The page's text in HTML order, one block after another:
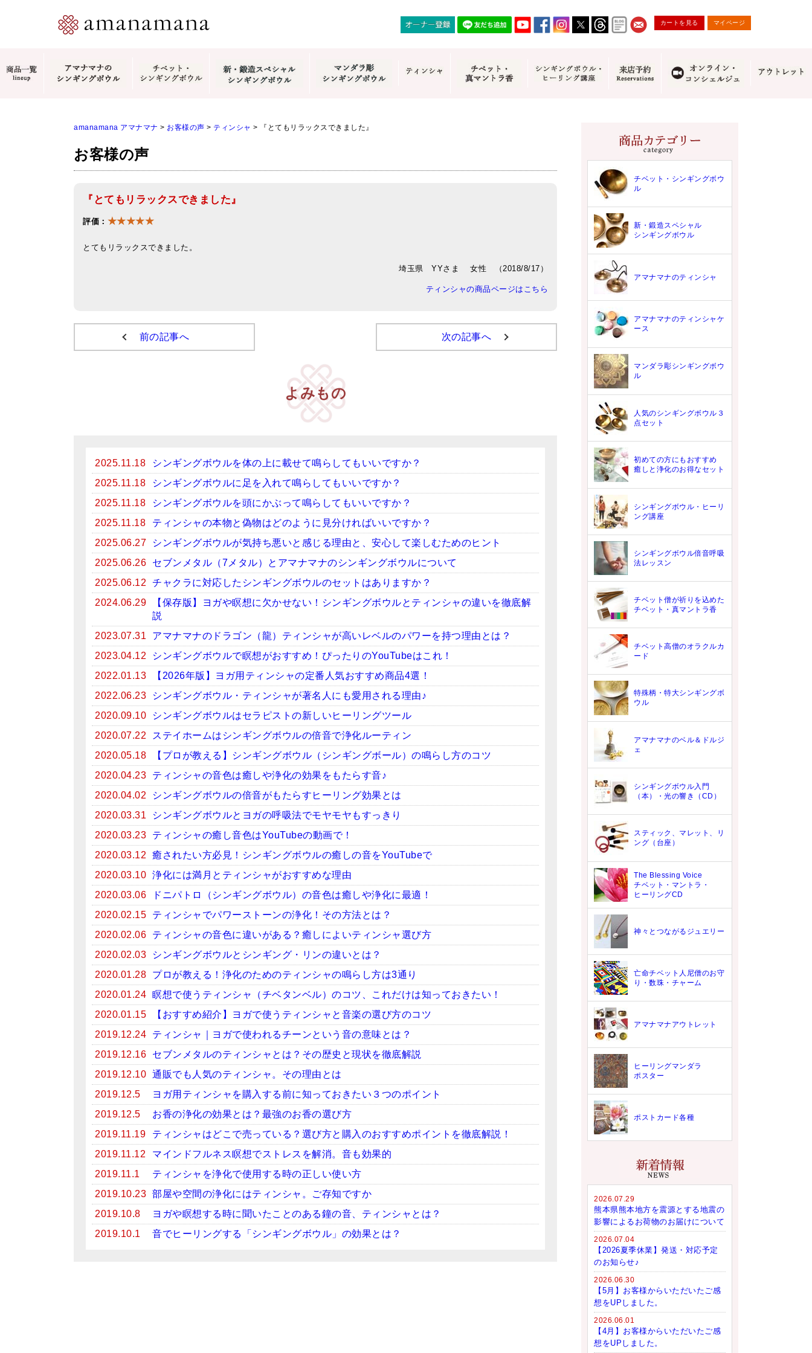
カートを見る マイページ
amanamana アマナマナ > お客様の声 > ティンシャ > 『とてもリラックスできました』
お客様の声
『とてもリラックスできました』
評価： ★★★★★
とてもリラックスできました。
埼玉県 YYさま 女性 （2018/8/17）
ティンシャの商品ページはこちら
前の記事へ 次の記事へ
よみもの
2025.11.18
シンギングボウルを体の上に載せて鳴らしてもいいですか？
2025.11.18
シンギングボウルに足を入れて鳴らしてもいいですか？
2025.11.18
シンギングボウルを頭にかぶって鳴らしてもいいですか？
2025.11.18
ティンシャの本物と偽物はどのように見分ければいいですか？
2025.06.27
シンギングボウルが気持ち悪いと感じる理由と、安心して楽しむためのヒント
2025.06.26
セブンメタル（7メタル）とアマナマナのシンギングボウルについて
2025.06.12
チャクラに対応したシンギングボウルのセットはありますか？
2024.06.29
【保存版】ヨガや瞑想に欠かせない！シンギングボウルとティンシャの違いを徹底解
説
2023.07.31
アマナマナのドラゴン（龍）ティンシャが高いレベルのパワーを持つ理由とは？
2023.04.12
シンギングボウルで瞑想がおすすめ！ぴったりのYouTubeはこれ！
2022.01.13
【2026年版】ヨガ用ティンシャの定番人気おすすめ商品4選！
2022.06.23
シンギングボウル・ティンシャが著名人にも愛用される理由♪
2020.09.10
シンギングボウルはセラピストの新しいヒーリングツール
2020.07.22
ステイホームはシンギングボウルの倍音で浄化ルーティン
2020.05.18
【プロが教える】シンギングボウル（シンギングボール）の鳴らし方のコツ
2020.04.23
ティンシャの音色は癒しや浄化の効果をもたらす音♪
2020.04.02
シンギングボウルの倍音がもたらすヒーリング効果とは
2020.03.31
シンギングボウルとヨガの呼吸法でモヤモヤもすっきり
2020.03.23
ティンシャの癒し音色はYouTubeの動画で！
2020.03.12
癒されたい方必見！シンギングボウルの癒しの音をYouTubeで
2020.03.10 浄化には満月とティンシャがおすすめな理由
2020.03.06
ドニパトロ（シンギングボウル）の音色は癒しや浄化に最適！
2020.02.15
ティンシャでパワーストーンの浄化！その方法とは？
2020.02.06
ティンシャの音色に違いがある？癒しによいティンシャ選び方
2020.02.03
シンギングボウルとシンギング・リンの違いとは？
2020.01.28
プロが教える！浄化のためのティンシャの鳴らし方は3通り
2020.01.24 瞑想で使うティンシャ（チベタンベル）のコツ、これだけは知っておきたい！
2020.01.15
【おすすめ紹介】ヨガで使うティンシャと音楽の選び方のコツ
2019.12.24
ティンシャ｜ヨガで使われるチーンという音の意味とは？
2019.12.16
セブンメタルのティンシャとは？その歴史と現状を徹底解説
2019.12.10 通販でも人気のティンシャ。その理由とは
2019.12.5
ヨガ用ティンシャを購入する前に知っておきたい３つのポイント
2019.12.5
お香の浄化の効果とは？最強のお香の選び方
2019.11.19
ティンシャはどこで売っている？選び方と購入のおすすめポイントを徹底解説！
2019.11.12
マインドフルネス瞑想でストレスを解消。音も効果的
2019.11.1
ティンシャを浄化で使用する時の正しい使い方
2019.10.23 部屋や空間の浄化にはティンシャ。ご存知ですか
2019.10.8
ヨガや瞑想する時に聞いたことのある鐘の音、ティンシャとは？
2019.10.1
音でヒーリングする「シンギングボウル」の効果とは？
チベット・シンギングボウ
ル
新・鍛造スペシャル
シンギングボウル
アマナマナのティンシャ
アマナマナのティンシャケ
ース
マンダラ彫シンギングボウ
ル
人気のシンギングボウル３
点セット
初めての方にもおすすめ
癒しと浄化のお得なセット
シンギングボウル・ヒーリ
ング講座
シンギングボウル倍音呼吸
法レッスン
チベット僧が祈りを込めた
チベット・真マントラ香
チベット高僧のオラクルカ
ード
特殊柄・特大シンギングボ
ウル
アマナマナのベル＆ドルジ
ェ
シンギングボウル入門
（本）・光の響き（CD）
スティック、マレット、リ
ング（台座）
The Blessing Voice
チベット・マントラ・
ヒーリングCD
神々とつながるジュエリー
亡命チベット人尼僧のお守
り・数珠・チャーム
アマナマナアウトレット
ヒーリングマンダラ
ポスター
ポストカード各種
2026.07.29
熊本県熊本地方を震源とする地震の
影響によるお荷物のお届けについて
2026.07.04
【2026夏季休業】発送・対応予定
のお知らせ♪
2026.06.30
【5月】お客様からいただいたご感
想をUPしました。
2026.06.01
【4月】お客様からいただいたご感
想をUPしました。